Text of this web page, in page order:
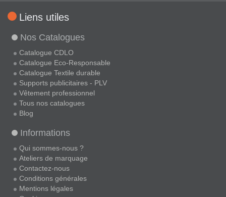
Liens utiles
Nos Catalogues
Catalogue CDLO
Catalogue Eco-Responsable
Catalogue Textile durable
Supports publicitaires - PLV
Vêtement professionnel
Tous nos catalogues
Blog
Informations
Qui sommes-nous ?
Ateliers de marquage
Contactez-nous
Conditions générales
Mentions légales